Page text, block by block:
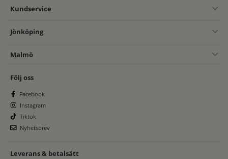
Kundservice
Jönköping
Malmö
Följ oss
Facebook
Instagram
Tiktok
Nyhetsbrev
Leverans & betalsätt